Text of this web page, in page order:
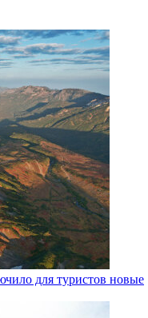
для туристов новые